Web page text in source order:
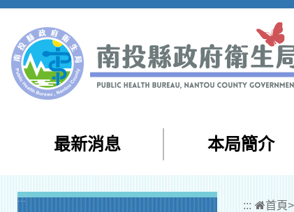
跳到主要內容區塊
最新消息 本局簡介
:::
::: 首頁>